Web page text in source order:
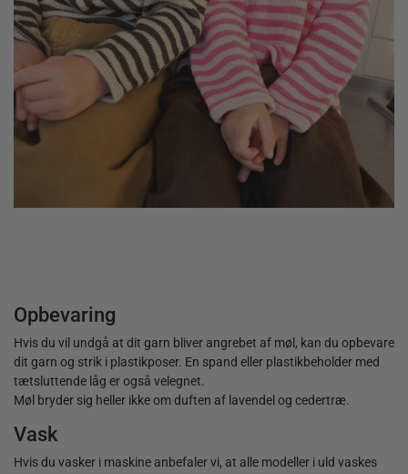
Opbevaring
Hvis du vil undgå at dit garn bliver angrebet af møl, kan du opbevare
dit garn og strik i plastikposer. En spand eller plastikbeholder med
tætsluttende låg er også velegnet.
Møl bryder sig heller ikke om duften af lavendel og cedertræ.
Vask
Hvis du vasker i maskine anbefaler vi, at alle modeller i uld vaskes